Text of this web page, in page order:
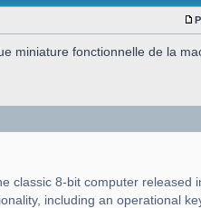
miniature fonctionnelle de la
classic 8-bit computer released
including an operational